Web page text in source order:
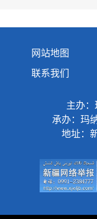
网站地图
联系我们
主办
承办：玛
地址：